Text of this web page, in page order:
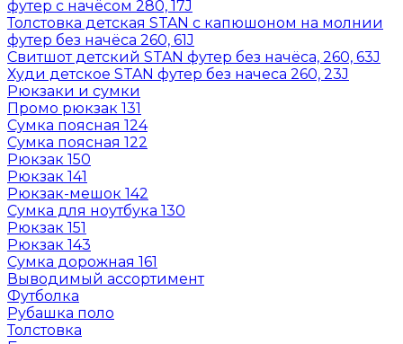
футер с начёсом 280, 17J
Толстовка детская STAN с капюшоном на молнии
футер без начёса 260, 61J
Свитшот детский STAN футер без начёса, 260, 63J
Худи детское STAN футер без начеса 260, 23J
Рюкзаки и сумки
Промо рюкзак 131
Сумка поясная 124
Сумка поясная 122
Рюкзак 150
Рюкзак 141
Рюкзак-мешок 142
Сумка для ноутбука 130
Рюкзак 151
Рюкзак 143
Сумка дорожная 161
Выводимый ассортимент
Футболка
Рубашка поло
Толстовка